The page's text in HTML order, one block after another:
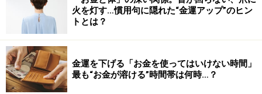
6月12、13、24、25日
7月6、7、10、19、22、31日
8月3、13、18、25、30日
9月6、７、14、19、26日
10月1、 11、14、23、26日
火を灯す…慣用句に隠れた“金運アップ”のヒン
トとは？
金運を下げる「お金を使ってはいけない時間」
最も“お金が溶ける”時間帯は何時…？